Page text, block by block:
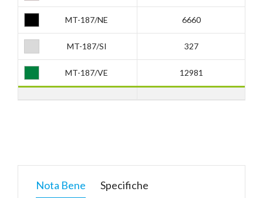
MT-187/NE 6660
MT-187/SI 327
MT-187/VE 12981
Nota Bene Specifiche